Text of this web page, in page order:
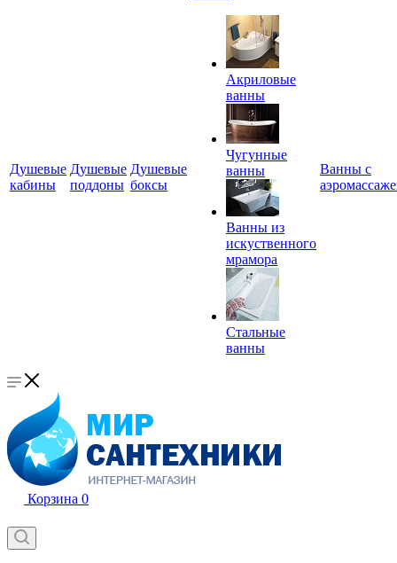
Душевые
кабины
Душевые
поддоны
Душевые
боксы
Акриловые
ванны
Чугунные
ванны
Ванны из
искуственного
мрамора
Стальные
ванны
Ванны с
Корзина 0